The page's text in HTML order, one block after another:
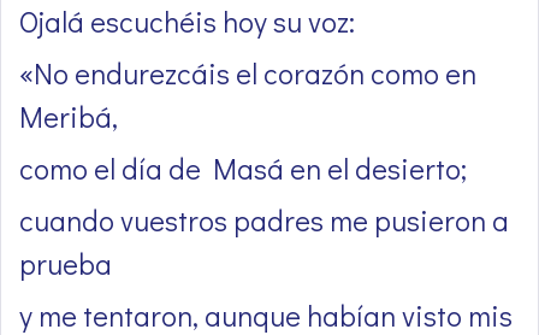
Ojalá escuchéis hoy su voz:
«No endurezcáis el corazón como en
Meribá,
como el día de Masá en el desierto;
cuando vuestros padres me pusieron a
prueba
y me tentaron, aunque habían visto mis